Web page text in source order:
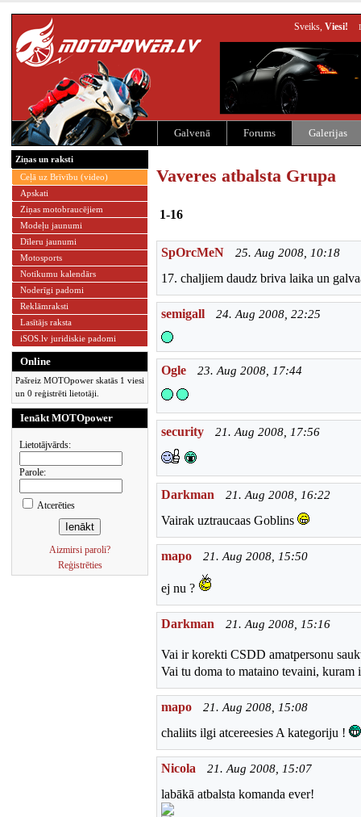
Sveiks, Viesi!
Galvenā Forums Galerijas
Ziņas un raksti
Ceļā uz Brīvību (video)
Apskati
Ziņas motobraucējiem
Modeļu jaunumi
Dīleru jaunumi
Motosports
Notikumu kalendārs
Noderīgi padomi
Reklāmraksti
Lasītājs raksta
iSOS.lv juridiskie padomi
Online
Pašreiz MOTOpower skatās 1 viesi
un 0 reģistrēti lietotāji.
Ienākt MOTOpower
Lietotājvārds:
Parole:
Atcerēties
Aizmirsi paroli?
Reģistrēties
Vaveres atbalsta Grupa
1-16
SpOrcMeN 25. Aug 2008, 10:18
17. chaljiem daudz briva laika un
semigall 24. Aug 2008, 22:25
Ogle 23. Aug 2008, 17:44
security 21. Aug 2008, 17:56
Darkman 21. Aug 2008, 16:22
Vairak uztraucaas Goblins
mapo 21. Aug 2008, 15:50
ej nu ?
Darkman 21. Aug 2008, 15:16
Vai ir korekti CSDD amatpersonu
Vai tu doma to mataino tevaini, kuram
mapo 21. Aug 2008, 15:08
chaliits ilgi atcereesies A kategoriju !
Nicola 21. Aug 2008, 15:07
labākā atbalsta komanda ever!